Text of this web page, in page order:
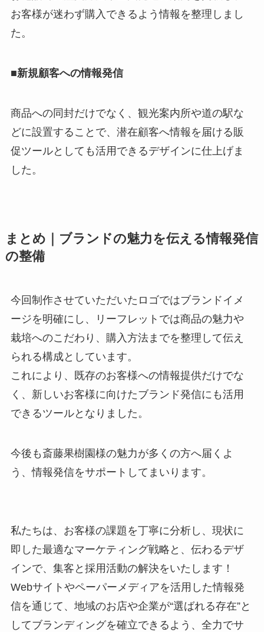
お客様が迷わず購入できるよう情報を整理しまし
た。
■新規顧客への情報発信
商品への同封だけでなく、観光案内所や道の駅な
どに設置することで、潜在顧客へ情報を届ける販
促ツールとしても活用できるデザインに仕上げま
した。
まとめ｜ブランドの魅力を伝える情報発信
の整備
今回制作させていただいたロゴではブランドイメ
ージを明確にし、リーフレットでは商品の魅力や
栽培へのこだわり、購入方法までを整理して伝え
られる構成としています。
これにより、既存のお客様への情報提供だけでな
く、新しいお客様に向けたブランド発信にも活用
できるツールとなりました。
今後も斎藤果樹園様の魅力が多くの方へ届くよ
う、情報発信をサポートしてまいります。
私たちは、お客様の課題を丁寧に分析し、現状に
即した最適なマーケティング戦略と、伝わるデザ
インで、集客と採用活動の解決をいたします！
Webサイトやペーパーメディアを活用した情報発
信を通じて、地域のお店や企業が“選ばれる存在”と
してブランディングを確立できるよう、全力でサ